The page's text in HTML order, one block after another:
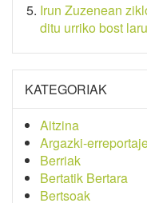
Irun Zuzenean
ditu urriko bost
KATEGORIAK
Aitzina
Argazki-
Berriak
Bertatik Bertara
Bertsoak